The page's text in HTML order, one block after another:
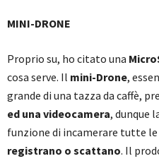
MINI-DRONE
Proprio su, ho citato una
cosa serve. Il mini-Drone,
grande di una tazza da caffè,
ed una videocamera, dunque
funzione di incamerare tutte le
registrano o scattano. Il